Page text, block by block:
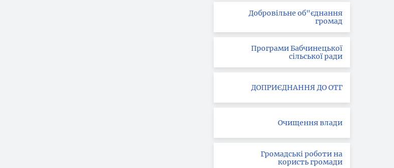
Добровільне об"єднання
громад
Програми Бабчинецької
сільської ради
ДОПРИЄДНАННЯ ДО ОТГ
Очищення влади
Громадські роботи на
користь громади